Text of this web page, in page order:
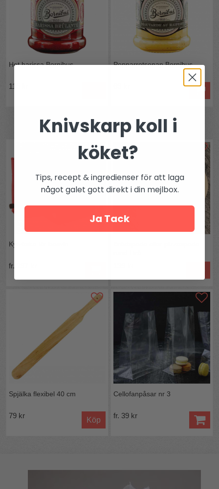
Het harissa Bornibus
115 kr
Pepparrotsenap Bornibus
Andra köpte även
Kylväska för boxvin
fr. 297 kr
Spjälka flexibel 40 cm
79 kr
Köp
Cellofanpåsar nr 3
fr. 39 kr
Knivskarp koll i
köket?
Tips, recept & ingredienser för att laga
något galet gott direkt i din mejlbox.
Ja Tack